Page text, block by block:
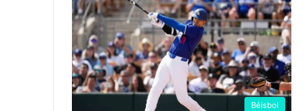
Béisbol